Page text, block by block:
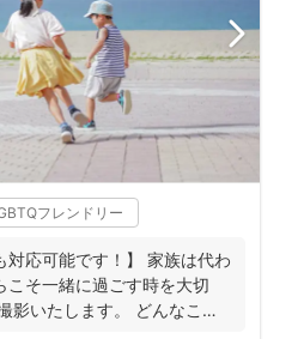
フレンドリー
対応可能です！】 家族は代わ
こそ一緒に過ごす時を大切
影いたします。 どんなこと